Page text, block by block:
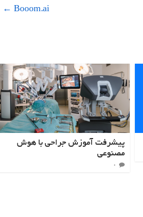
Booom.ai
←
پیشرفت آموزش جراحی با هوش
مصنوعی
۰